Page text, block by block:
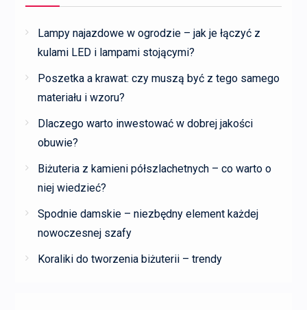
Lampy najazdowe w ogrodzie – jak je łączyć z
kulami LED i lampami stojącymi?
Poszetka a krawat: czy muszą być z tego samego
materiału i wzoru?
Dlaczego warto inwestować w dobrej jakości
obuwie?
Biżuteria z kamieni półszlachetnych – co warto o
niej wiedzieć?
Spodnie damskie – niezbędny element każdej
nowoczesnej szafy
Koraliki do tworzenia biżuterii – trendy